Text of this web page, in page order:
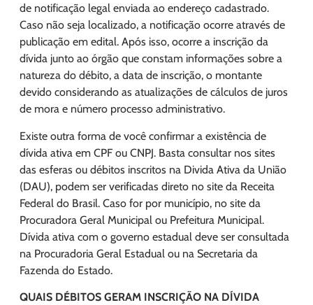
de notificação legal enviada ao endereço cadastrado.
Caso não seja localizado, a notificação ocorre através de
publicação em edital. Após isso, ocorre a inscrição da
dívida junto ao órgão que constam informações sobre a
natureza do débito, a data de inscrição, o montante
devido considerando as atualizações de cálculos de juros
de mora e número processo administrativo.
Existe outra forma de você confirmar a existência de
dívida ativa em CPF ou CNPJ. Basta consultar nos sites
das esferas ou débitos inscritos na Divida Ativa da União
(DAU), podem ser verificadas direto no site da Receita
Federal do Brasil. Caso for por município, no site da
Procuradora Geral Municipal ou Prefeitura Municipal.
Dívida ativa com o governo estadual deve ser consultada
na Procuradoria Geral Estadual ou na Secretaria da
Fazenda do Estado.
QUAIS DÉBITOS GERAM INSCRIÇÃO NA DÍVIDA